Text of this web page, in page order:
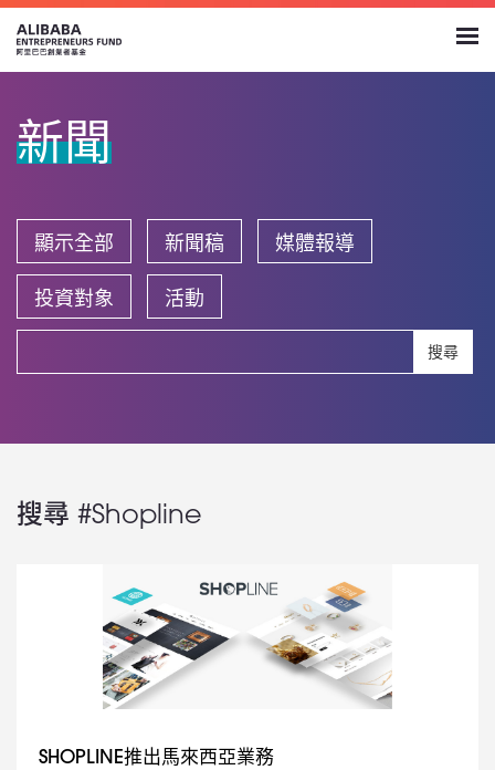
新聞
顯示全部 新聞稿 媒體報導
投資對象 活動
搜尋
搜尋 #Shopline
SHOPLINE推出馬來西亞業務